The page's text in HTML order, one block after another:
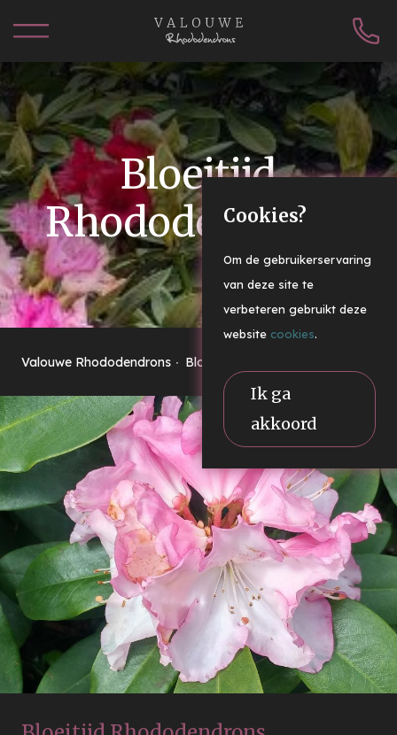
Bloeitijd
Rhododendrons
Valouwe Rhododendrons Bloeitijd Rhododendrons
Cookies?
Om de gebruikerservaring
van deze site te
verbeteren gebruikt deze
website cookies.
Ik ga
akkoord